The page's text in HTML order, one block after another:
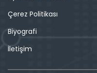
Çerez Politikası
Biyografi
İletişim